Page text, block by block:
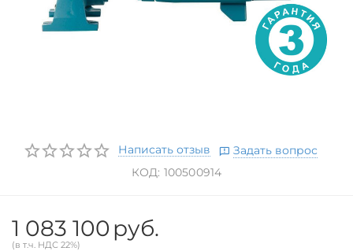
Написать отзыв
Задать вопрос
КОД: 100500914
1 083 100 руб.
(в т.ч. НДС 22%)